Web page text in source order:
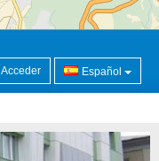
Acceder Español